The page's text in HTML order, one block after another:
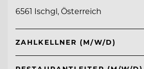
6561 Ischgl, Österreich
ZAHLKELLNER (M/W/D)